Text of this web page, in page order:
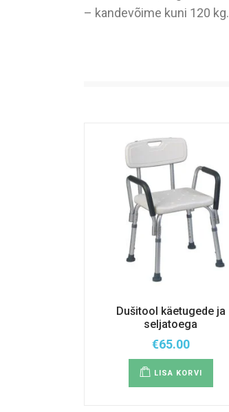
– kandevõime kuni 120 kg.
Dušitool käetugede ja
seljatoega
€65.00
LISA KORVI